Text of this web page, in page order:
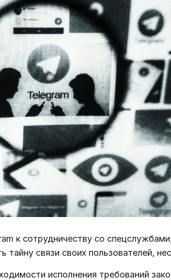
к сотрудничеству со
связи своих пользователей,
исполнения требований